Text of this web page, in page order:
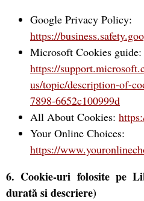
Google Privacy Policy:
https://
Microsoft Cookies guide:
https://
us/topic/description-of-
7898-6652c100999d
All About Cookies:
Your Online Choices:
https://
6. Cookie-uri folosite pe
durată si descriere)